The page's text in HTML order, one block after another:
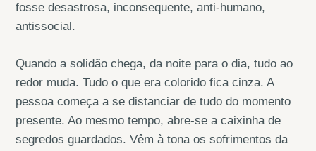
fosse desastrosa, inconsequente, anti-humano,
antissocial.
Quando a solidão chega, da noite para o dia, tudo ao
redor muda. Tudo o que era colorido fica cinza. A
pessoa começa a se distanciar de tudo do momento
presente. Ao mesmo tempo, abre-se a caixinha de
segredos guardados. Vêm à tona os sofrimentos da